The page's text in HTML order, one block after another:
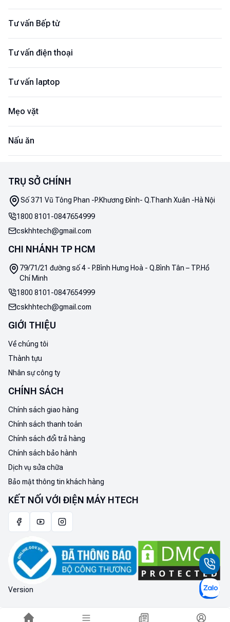
Tư vấn Bếp từ
Tư vấn điện thoại
Tư vấn laptop
Mẹo vặt
Nấu ăn
TRỤ SỞ CHÍNH
Số 371 Vũ Tông Phan -P.Khương Đình- Q.Thanh Xuân -Hà Nội
1800 8101 -0847654999
cskhhtech@gmail.com
CHI NHÁNH TP HCM
79/71/21 đường số 4 - P.Bình Hưng Hoà - Q.Bình Tân – TP.Hồ
Chí Minh
1800 8101 -0847654999
cskhhtech@gmail.com
GIỚI THIỆU
Về chúng tôi
Thành tựu
Nhân sự công ty
CHÍNH SÁCH
Chính sách giao hàng
Chính sách thanh toán
Chính sách đổi trả hàng
Chính sách bảo hành
Dịch vụ sửa chữa
Bảo mật thông tin khách hàng
KẾT NỐI VỚI ĐIỆN MÁY HTECH
Version